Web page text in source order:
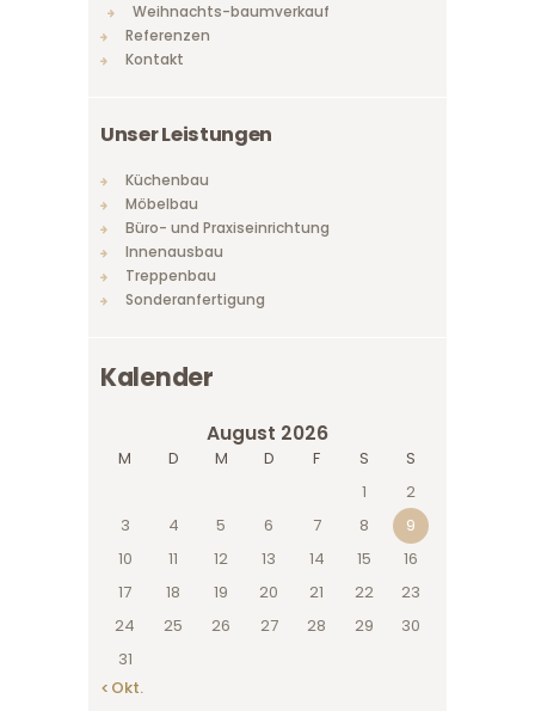
Weihnachts-baumverkauf
Referenzen
Kontakt
Unser Leistungen
Küchenbau
Möbelbau
Büro- und Praxiseinrichtung
Innenausbau
Treppenbau
Sonderanfertigung
Kalender
August 2026
M D M D F S
S
1
2
3
4 5 6 7 8
9
10
11 12 13 14 15
16
17
18 19 20 21 22
23
24
25 26 27 28 29
30
31
« Okt.